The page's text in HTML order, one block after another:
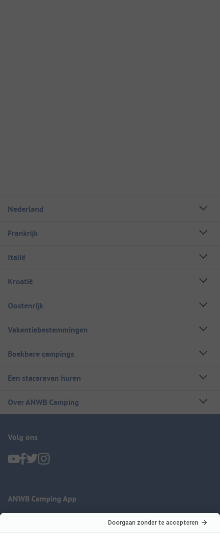
Nederland
Frankrijk
Italië
Kroatië
Oostenrijk
Vakantiebestemmingen
Boekbare campings
Een stacaravan huren
Over ANWB Camping
Volg ons
ANWB Camping App